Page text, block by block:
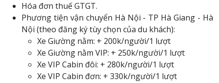
Hóa đơn thuế GTGT.
Phương tiện vận chuyển Hà Nội - TP Hà Giang - Hà
Nội (theo đăng ký tùy chọn của du khách):
Xe Giường nằm: + 200k/người/1 lượt
Xe Giường nằm VIP: + 250k/người/1 lượt
Xe VIP Cabin đôi: + 280k/người/1 lượt
Xe VIP Cabin đơn: + 330k/người/1 lượt